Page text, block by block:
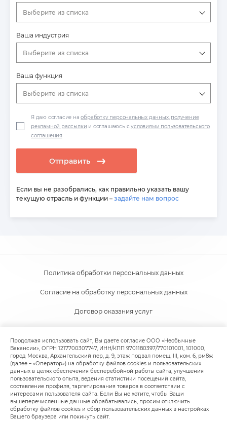
Выберите из списка
Ваша индустрия
Выберите из списка
Ваша функция
Выберите из списка
Я даю согласие наобработку персональных данных, получение
рекламной рассылки и соглашаюсь сусловиями пользовательского
соглашения
Отправить
Если вы не разобрались, как правильно указать вашу
текущую отрасль и функции – задайте нам вопрос
Политика обработки персональных данных
Согласие на обработку персональных данных
Договор оказания услуг
Пользовательское соглашение
Политика обработки файлов cookie
Продолжая использовать сайт, Вы даете согласие ООО «Необычные
Вакансии», ОГРН 1217700307747, ИНН/КПП 9701180397/770101001, 101000,
город Москва, Архангельский пер, д. 9, этаж подвал помещ. III, ком. 6, рм8ж
(далее – «Оператор») на обработку файлов cookies и пользовательских
данных в целях обеспечения бесперебойной работы сайта, улучшения
пользовательского опыта, ведения статистики посещений сайта,
составление профиля, таргетирования товаров в соответствии с
интересами пользователя сайта. Если Вы не хотите, чтобы Ваши
вышеперечисленные данные обрабатывались, просим отключить
обработку файлов cookies и сбор пользовательских данных в настройках
Вашего браузера или покинуть сайт.